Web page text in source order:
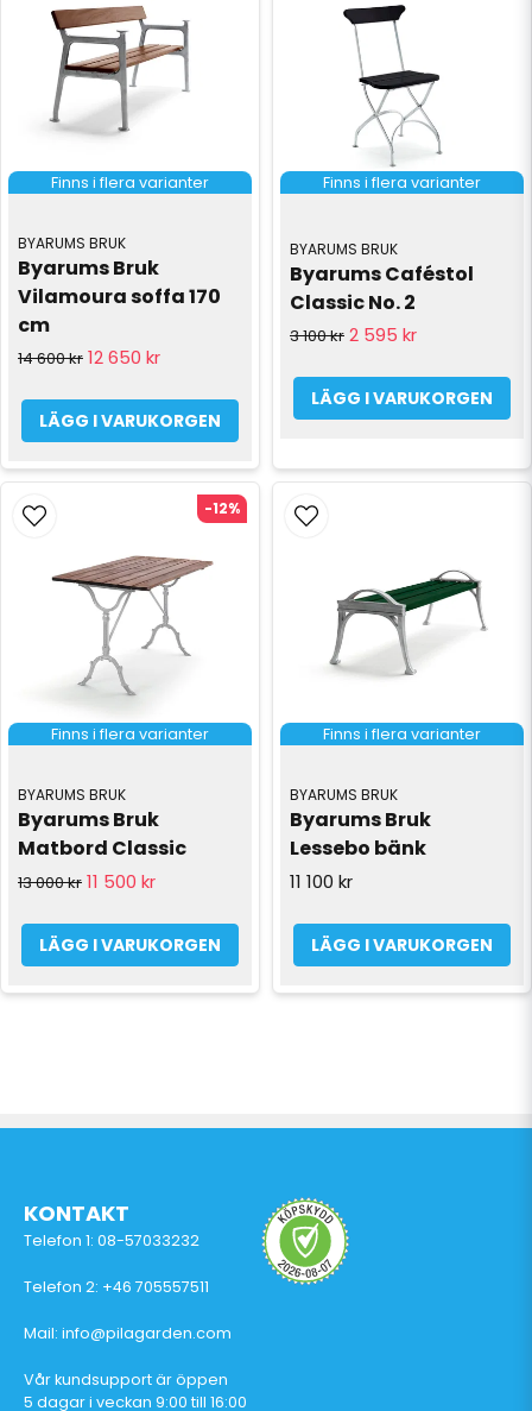
Finns i flera varianter
BYARUMS BRUK
Byarums Bruk
Vilamoura soffa 170
cm
14 600 kr 12 650 kr
LÄGG I VARUKORGEN
Finns i flera varianter
BYARUMS BRUK
Byarums Caféstol
Classic No. 2
3 100 kr 2 595 kr
LÄGG I VARUKORGEN
Finns i flera varianter
BYARUMS BRUK
Byarums Bruk
Matbord Classic
13 000 kr 11 500 kr
LÄGG I VARUKORGEN
-12%
Finns i flera varianter
BYARUMS BRUK
Byarums Bruk
Lessebo bänk
11 100 kr
LÄGG I VARUKORGEN
KONTAKT
Telefon 1: 08-57033232
Telefon 2: +46 705557511
Mail: info@pilagarden.com
Vår kundsupport är öppen
5 dagar i veckan 9:00 till 16:00